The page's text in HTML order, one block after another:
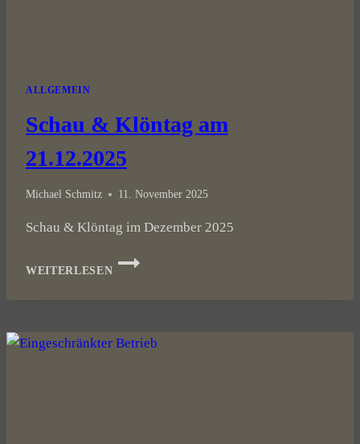
ALLGEMEIN
Schau & Klöntag am
21.12.2025
Michael Schmitz 11. November 2025
Schau & Klöntag im Dezember 2025
WEITERLESEN
SCHAU